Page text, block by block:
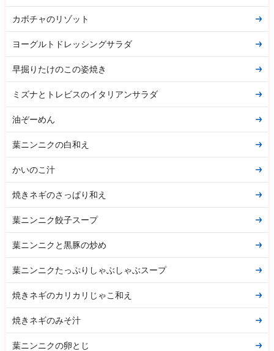
カボチャのリゾット
ヨーグルトドレッシングサラダ
早掘りたけのこの姿焼き
ミズナとトレビスのイタリアンサラダ
油ぞーめん
葉ニンニクの白和え
かいのこ汁
焼きネギのさっぱり和え
葉ニンニク餃子スープ
葉ニンニクと黒豚の炒め
葉ニンニクたっぷりしゃぶしゃぶスープ
焼きネギのカリカリじゃこ和え
焼きネギのみそ汁
葉ニンニクの卵とじ